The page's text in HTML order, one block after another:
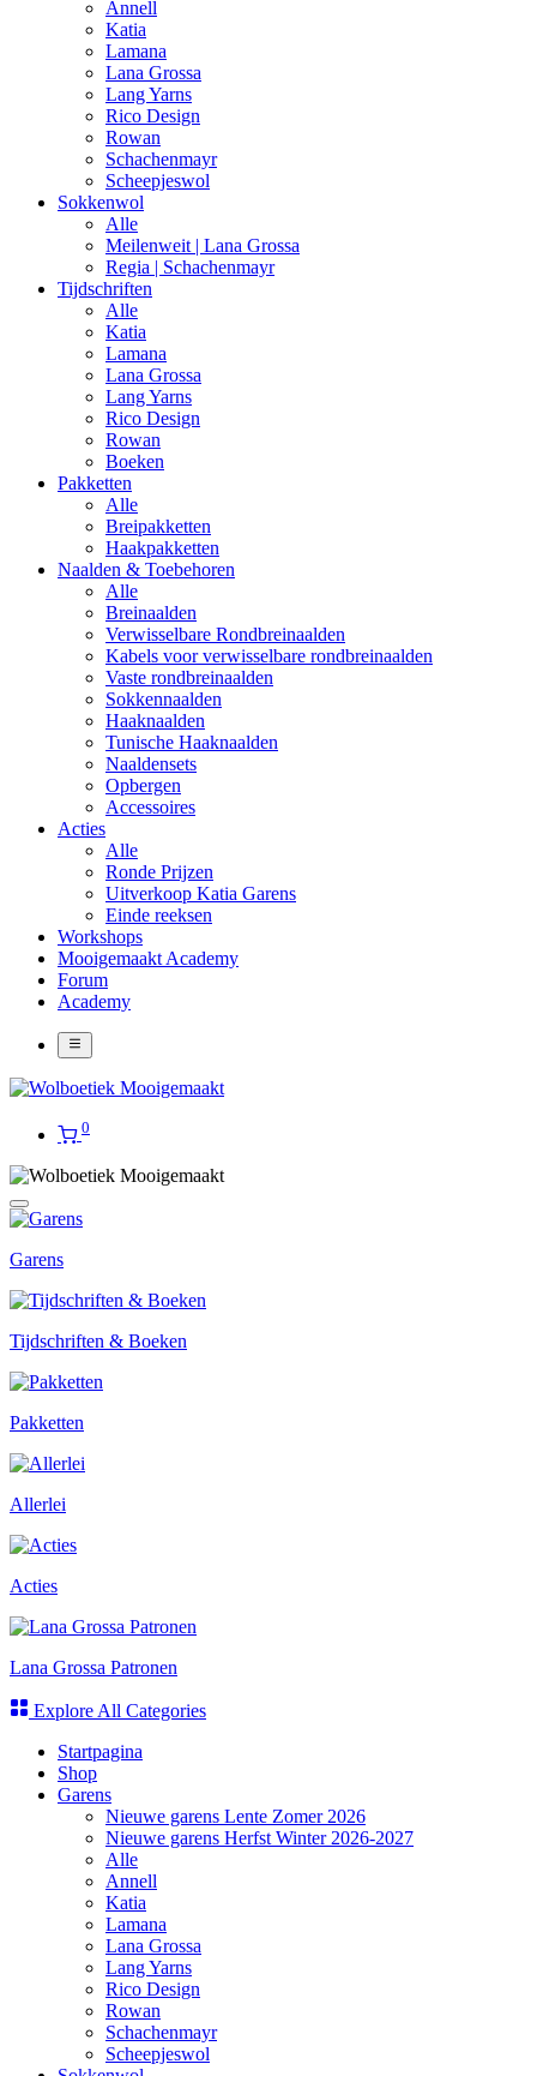
Annell
Katia
Lamana
Lana Grossa
Lang Yarns
Rico Design
Rowan
Schachenmayr
Scheepjeswol
Sokkenwol
Alle
Meilenweit | Lana Grossa
Regia | Schachenmayr
Tijdschriften
Alle
Katia
Lamana
Lana Grossa
Lang Yarns
Rico Design
Rowan
Boeken
Pakketten
Alle
Breipakketten
Haakpakketten
Naalden & Toebehoren
Alle
Breinaalden
Verwisselbare Rondbreinaalden
Kabels voor verwisselbare rondbreinaalden
Vaste rondbreinaalden
Sokkennaalden
Haaknaalden
Tunische Haaknaalden
Naaldensets
Opbergen
Accessoires
Acties
Alle
Ronde Prijzen
Uitverkoop Katia Garens
Einde reeksen
Workshops
Mooigemaakt Academy
Forum
Academy
0
Garens
Tijdschriften & Boeken
Pakketten
Allerlei
Acties
Lana Grossa Patronen
Explore All Categories
Startpagina
Shop
Garens
Nieuwe garens Lente Zomer 2026
Nieuwe garens Herfst Winter 2026-2027
Alle
Annell
Katia
Lamana
Lana Grossa
Lang Yarns
Rico Design
Rowan
Schachenmayr
Scheepjeswol